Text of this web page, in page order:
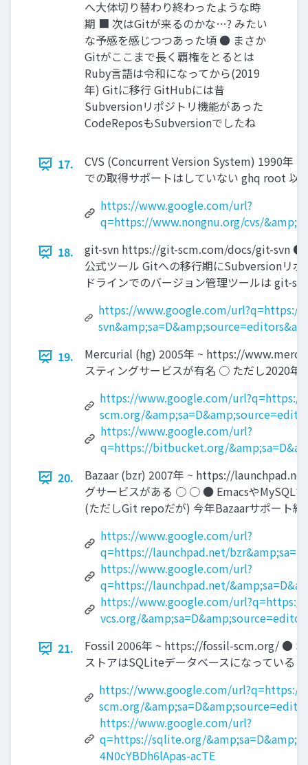
へ大体切り替わり終わったような時
期 ■ 次はGitが来るのかな…? みたい
な予感を感じつつあった頃 ● まさか
Gitがここまで長く覇権をとるとは
Ruby言語は令和になってから(2019
年) Gitに移行 GitHubには昔
Subversionリポジトリ機能があった
CodeReposもSubversionでしたね
17.
CVS (Concurrent Version System) 1990
での取得サポートはしていない ghq root 以
https://www.google.com/url?
q=https://www.nongnu.org/cvs/
18.
git-svn https://git-scm.com/docs/git-svn ●
公式ツール Gitへの移行期にSubversionリ
ドラインでのバージョン管理ツールは git-svn
https://www.google.com/url?q=https://
19.
Mercurial (hg) 2005年 ~ https://
スティングサービスが有名 ○ ただし2020
https://www.google.com/url?q=https://
scm.org/
https://www.google.com/url?
q=https://bitbucket.org/
20.
Bazaar (bzr) 2007年 ~ https://
グサービスがある ○ ○ ● EmacsやMySQL
(ただしGit repoだが) 今年Bazaarサポート
https://www.google.com/url?
q=https://launchpad.net/
https://www.google.com/url?
q=https://launchpad.net/
https://www.google.com/url?q=https://
vcs.org/
21.
Fossil 2006年 ~ https://fossil-scm.org/ ●
ストアはSQLiteデータベースになっている
https://www.google.com/url?q=https://
scm.org/
https://www.google.com/url?
q=https://sqlite.org/
4N0cYBDh6lApas-acTE